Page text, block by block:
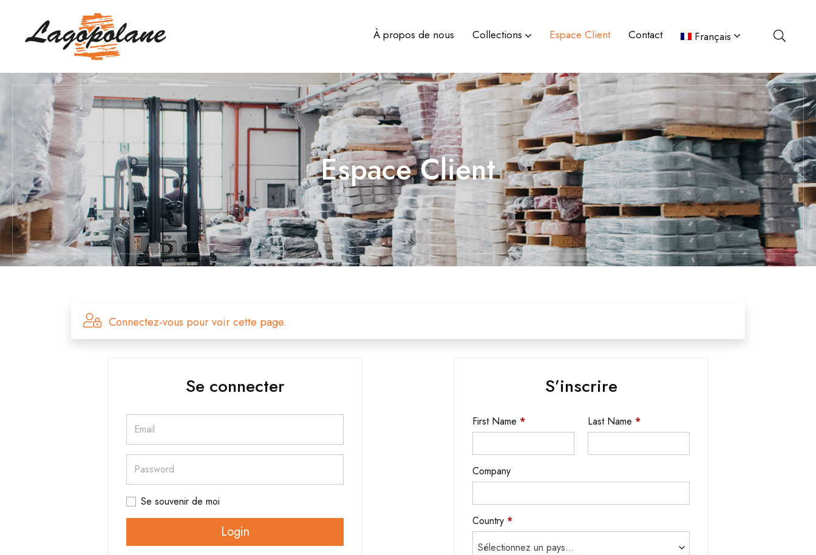
Main Navigation À propos de nous Collections Espace Client Contact Français
Espace Client
Connectez-vous pour voir cette page.
Se connecter
Email
Password
Se souvenir de moi
Login
S’inscrire
First Name * Last Name *
Company
Country *
Sélectionnez un pays...